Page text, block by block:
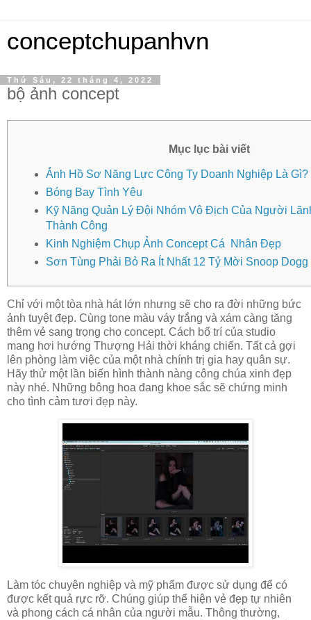
conceptchupanhvn
Thứ Sáu, 22 tháng 4, 2022
bộ ảnh concept
Mục lục bài viết
Ảnh Hồ Sơ Năng Lực Công Ty Doanh Nghiệp Là Gì?
Bóng Bay Tình Yêu
Kỹ Năng Quản Lý Đội Nhóm Vô Địch Của Người
Thành Công
Kinh Nghiệm Chụp Ảnh Concept Cá Nhân Đẹp
Sơn Tùng Phải Bỏ Ra Ít Nhất 12 Tỷ Mời Snoop
Chỉ với một tòa nhà hát lớn nhưng sẽ cho ra đời những bức
ảnh tuyệt đẹp. Cùng tone màu váy trắng và xám càng tăng
thêm vẻ sang trọng cho concept. Cách bố trí của studio
mang hơi hướng Thượng Hải thời kháng chiến. Tất cả gợi
lên phòng làm việc của một nhà chính trị gia hay quân sự.
Hãy thử một lần biến hình thành nàng công chúa xinh đẹp
này nhé. Những bông hoa đang khoe sắc sẽ chứng minh
cho tình cảm tươi đẹp này.
Làm tóc chuyên nghiệp và mỹ phẩm được sử dụng để có
được kết quả rực rỡ. Chúng giúp thể hiện vẻ đẹp tự nhiên
và phong cách cá nhân của người mẫu. Thông thường,